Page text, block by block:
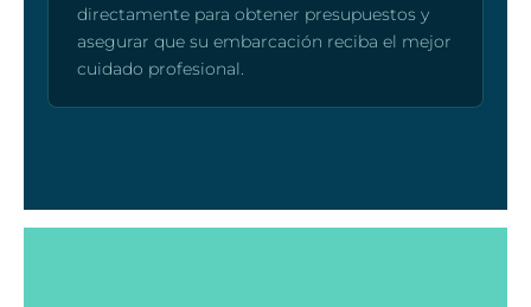
directamente para obtener presupuestos y
asegurar que su embarcación reciba el mejor
cuidado profesional.